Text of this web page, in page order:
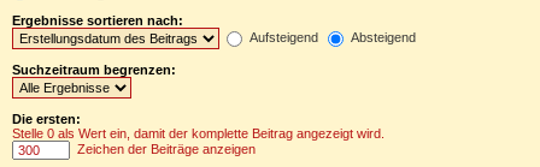
Ergebnisse sortieren nach:
Aufsteigend
Absteigend
Suchzeitraum begrenzen:
Die ersten:
Stelle 0 als Wert ein, damit der komplette Beitrag angezeigt wird.
Zeichen der Beiträge anzeigen